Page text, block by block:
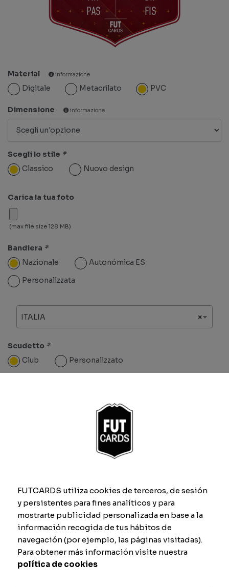
Material informazione
Digitale Metacrilato PVC
Dimensione informazione
Scegli lo stile *
Classico
Nuovo design
Carica la tua foto
(max file size 128 MB)
Bandiera *
Nazionale
Autonómica ES
Personalizzata
×
ITALIA
Scudetto *
Club
Personalizzato
Ruolo
Nome*
Caratteristiche
PAS
FIS
FUTCARDS utiliza cookies de terceros, de sesión
y persistentes para fines analíticos y para
mostrarte publicidad personalizada en base a la
información recogida de tus hábitos de
navegación (por ejemplo, las páginas visitadas).
Para obtener más información visite nuestra
política de cookies